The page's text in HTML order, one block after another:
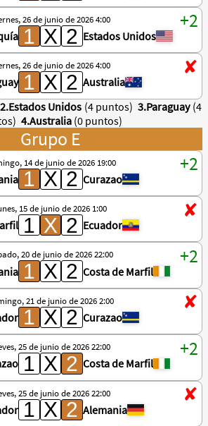
26 de junio de 2026 4:00
Estados Unidos
26 de junio de 2026 4:00
Australia
2.Estados Unidos (4 puntos) 3.Paraguay (4
4.Australia (0 puntos)
Grupo E
14 de junio de 2026 19:00
Curazao
15 de junio de 2026 1:00
Ecuador
20 de junio de 2026 22:00
Costa de Marfil
21 de junio de 2026 2:00
Curazao
25 de junio de 2026 22:00
Costa de Marfil
25 de junio de 2026 22:00
Alemania